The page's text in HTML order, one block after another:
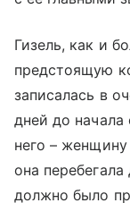
Гизель, как и
предстоящую
записалась в
дней до начала
него –
она
должно было